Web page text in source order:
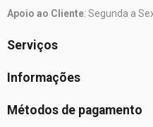
Apoio ao Cliente: Segunda a
Serviços
Informações
Métodos de pagamento